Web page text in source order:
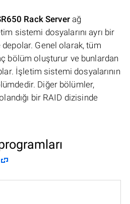
Rack Serverağ
sistemi dosyalarını ayrı bir
Genel olarak, tüm
bölüm oluşturur ve bunlardan
İşletim sistemi dosyalarının
Diğer bölümler,
bir RAID dizisinde